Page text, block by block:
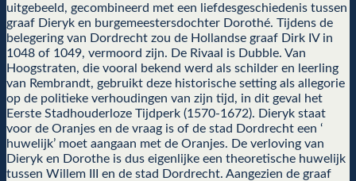
uitgebeeld, gecombineerd met een liefdesgeschiedenis tussen
graaf Dieryk en burgemeestersdochter Dorothé. Tijdens de
belegering van Dordrecht zou de Hollandse graaf Dirk IV in
1048 of 1049, vermoord zijn. De Rivaal is Dubble. Van
Hoogstraten, die vooral bekend werd als schilder en leerling
van Rembrandt, gebruikt deze historische setting als allegorie
op de politieke verhoudingen van zijn tijd, in dit geval het
Eerste Stadhouderloze Tijdperk (1570-1672). Dieryk staat
voor de Oranjes en de vraag is of de stad Dordrecht een ‘
huwelijk’ moet aangaan met de Oranjes. De verloving van
Dieryk en Dorothe is dus eigenlijke een theoretische huwelijk
tussen Willem III en de stad Dordrecht. Aangezien de graaf